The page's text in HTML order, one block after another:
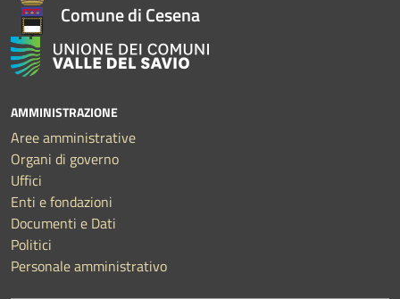
Comune di Cesena
AMMINISTRAZIONE
Aree amministrative
Organi di governo
Uffici
Enti e fondazioni
Documenti e Dati
Politici
Personale amministrativo